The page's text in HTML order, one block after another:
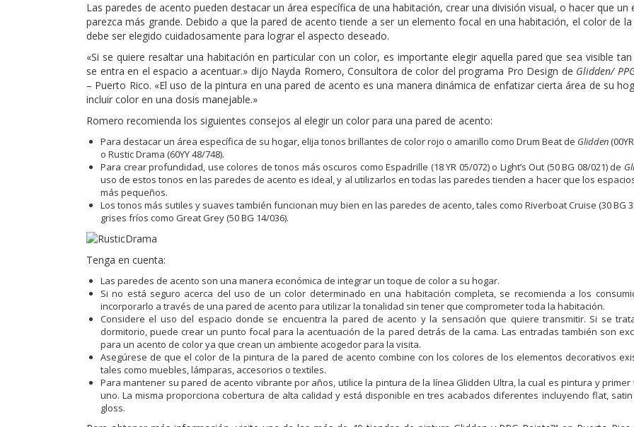
Las paredes de acento pueden destacar un área específica de una habitación, crear una división visual, o hacer que un
parezca más grande. Debido a que la pared de acento tiende a ser un elemento focal en una habitación, el color de
debe ser elegido cuidadosamente para lograr el aspecto deseado.
«Si se quiere resaltar una habitación en particular con un color, es importante elegir aquella pared que sea visible
se entra en el espacio a acentuar.» dijo Nayda Romero, Consultora de color del programa Pro Design de Glidden/
– Puerto Rico. «El uso de la pintura en una pared de acento es una manera dinámica de enfatizar cierta área de su
incluir color en una dosis manejable.»
Romero recomienda los siguientes consejos al elegir un color para una pared de acento:
Para destacar un área específica de su hogar, elija tonos brillantes de color rojo o amarillo como Drum Beat de Glidden
o Rustic Drama (60YY 48/748).
Para crear profundidad, use colores de tonos más oscuros como Espadrille (18 YR 05/072) o Light’s Out (50 BG 08/021) de
uso de estos tonos en las paredes de acento es ideal, y al utilizarlos en todas las paredes tienden a hacer que los
más pequeños.
Los tonos más sutiles y suaves también funcionan muy bien en las paredes de acento, tales como Riverboat Cruise (30 BG
grises fríos como Great Grey (50 BG 14/036).
Tenga en cuenta:
Las paredes de acento son una manera económica de integrar un toque de color a su hogar.
Si no está seguro acerca del uso de un color determinado en una habitación completa, se recomienda a los
incorporarlo a través de una pared de acento para utilizar la tonalidad sin tener que comprometer toda la habitación.
Considere el uso del espacio donde se encuentra la pared de acento y la sensación que quiere transmitir. Si se
dormitorio, puede crear un punto focal para la acentuación de la pared detrás de la cama. Las entradas también son
para un acento de color ya que crean un ambiente acogedor para la visita.
Asegúrese de que el color de la pintura de la pared de acento combine con los colores de los elementos decorativos
tales como muebles, lámparas, accesorios o textiles.
Para mantener su pared de acento vibrante por años, utilice la pintura de la línea Glidden Ultra, la cual es pintura y primer
uno. La misma proporciona cobertura de alta calidad y está disponible en tres acabados diferentes incluyendo flat,
gloss.